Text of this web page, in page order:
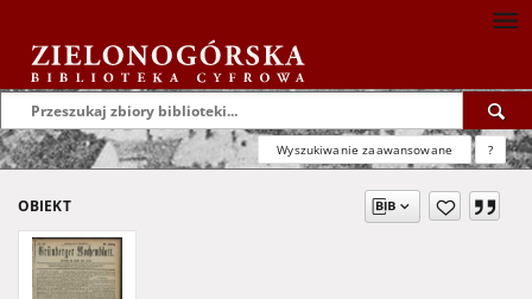
Wyszukiwanie zaawansowane ?
OBIEKT